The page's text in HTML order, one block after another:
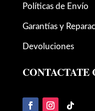
Políticas de Envío
Garantías y
Devoluciones
CONTACTATE